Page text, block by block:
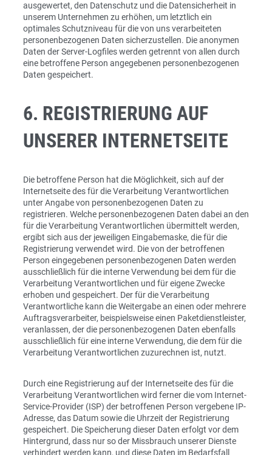
ausgewertet, den Datenschutz und die Datensicherheit in
unserem Unternehmen zu erhöhen, um letztlich ein
optimales Schutzniveau für die von uns verarbeiteten
personenbezogenen Daten sicherzustellen. Die anonymen
Daten der Server-Logfiles werden getrennt von allen durch
eine betroffene Person angegebenen personenbezogenen
Daten gespeichert.
6. REGISTRIERUNG AUF
UNSERER INTERNETSEITE
Die betroffene Person hat die Möglichkeit, sich auf der
Internetseite des für die Verarbeitung Verantwortlichen
unter Angabe von personenbezogenen Daten zu
registrieren. Welche personenbezogenen Daten dabei an den
für die Verarbeitung Verantwortlichen übermittelt werden,
ergibt sich aus der jeweiligen Eingabemaske, die für die
Registrierung verwendet wird. Die von der betroffenen
Person eingegebenen personenbezogenen Daten werden
ausschließlich für die interne Verwendung bei dem für die
Verarbeitung Verantwortlichen und für eigene Zwecke
erhoben und gespeichert. Der für die Verarbeitung
Verantwortliche kann die Weitergabe an einen oder mehrere
Auftragsverarbeiter, beispielsweise einen Paketdienstleister,
veranlassen, der die personenbezogenen Daten ebenfalls
ausschließlich für eine interne Verwendung, die dem für die
Verarbeitung Verantwortlichen zuzurechnen ist, nutzt.
Durch eine Registrierung auf der Internetseite des für die
Verarbeitung Verantwortlichen wird ferner die vom Internet-
Service-Provider (ISP) der betroffenen Person vergebene IP-
Adresse, das Datum sowie die Uhrzeit der Registrierung
gespeichert. Die Speicherung dieser Daten erfolgt vor dem
Hintergrund, dass nur so der Missbrauch unserer Dienste
verhindert werden kann, und diese Daten im Bedarfsfall